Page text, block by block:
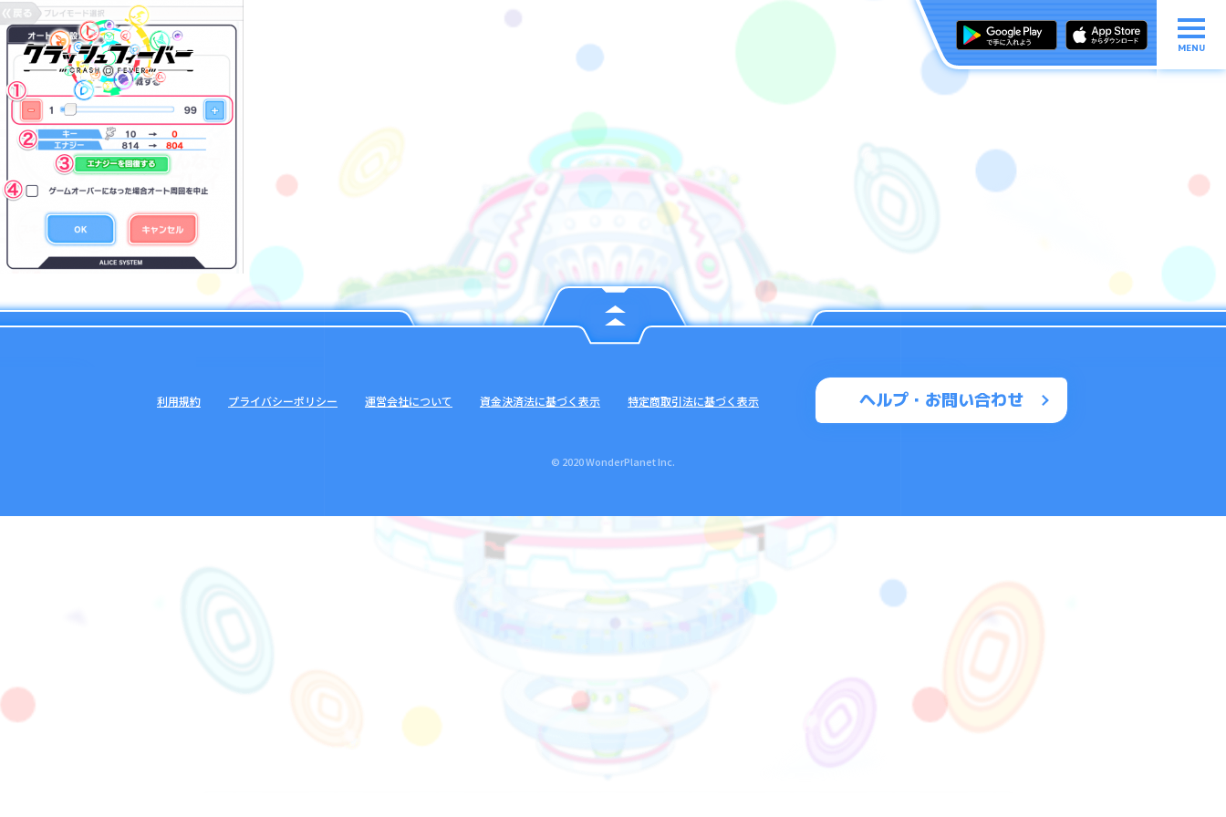
MENU
ヘルプ・お問い合わせ
利用規約 プライバシーポリシー 運営会社について 資金決済法に基づく表示 特定商取引法に基づく表示
© 2020 WonderPlanet Inc.